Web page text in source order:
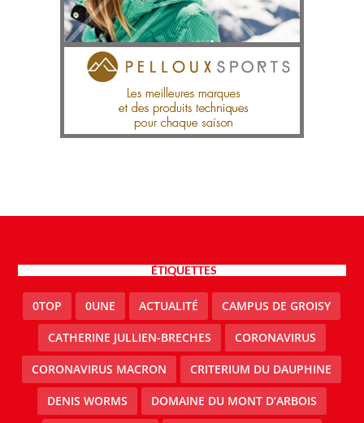
ÉTIQUETTES
0TOP 0UNE ACTUALITÉ CAMPUS DE GROISY
CATHERINE JULLIEN-BRECHES CORONAVIRUS
CORONAVIRUS MACRON CRITERIUM DU DAUPHINE
DENIS WORMS DOMAINE DU MONT D’ARBOIS